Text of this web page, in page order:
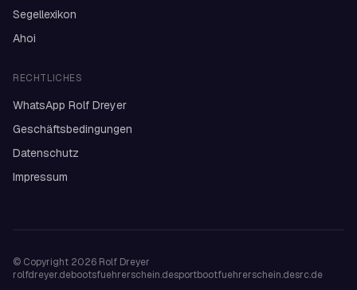
Segellexikon
Ahoi
RECHTLICHES
WhatsApp Rolf Dreyer
Geschäftsbedingungen
Datenschutz
Impressum
© Copyright 2026 Rolf Dreyer
rolfdreyer.debootsfuehrerschein.desportbootfuehrerschein.desrc.de